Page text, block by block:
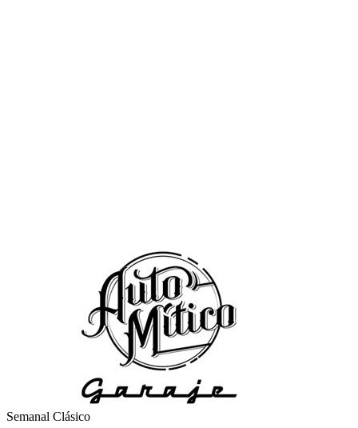
Semanal Clásico